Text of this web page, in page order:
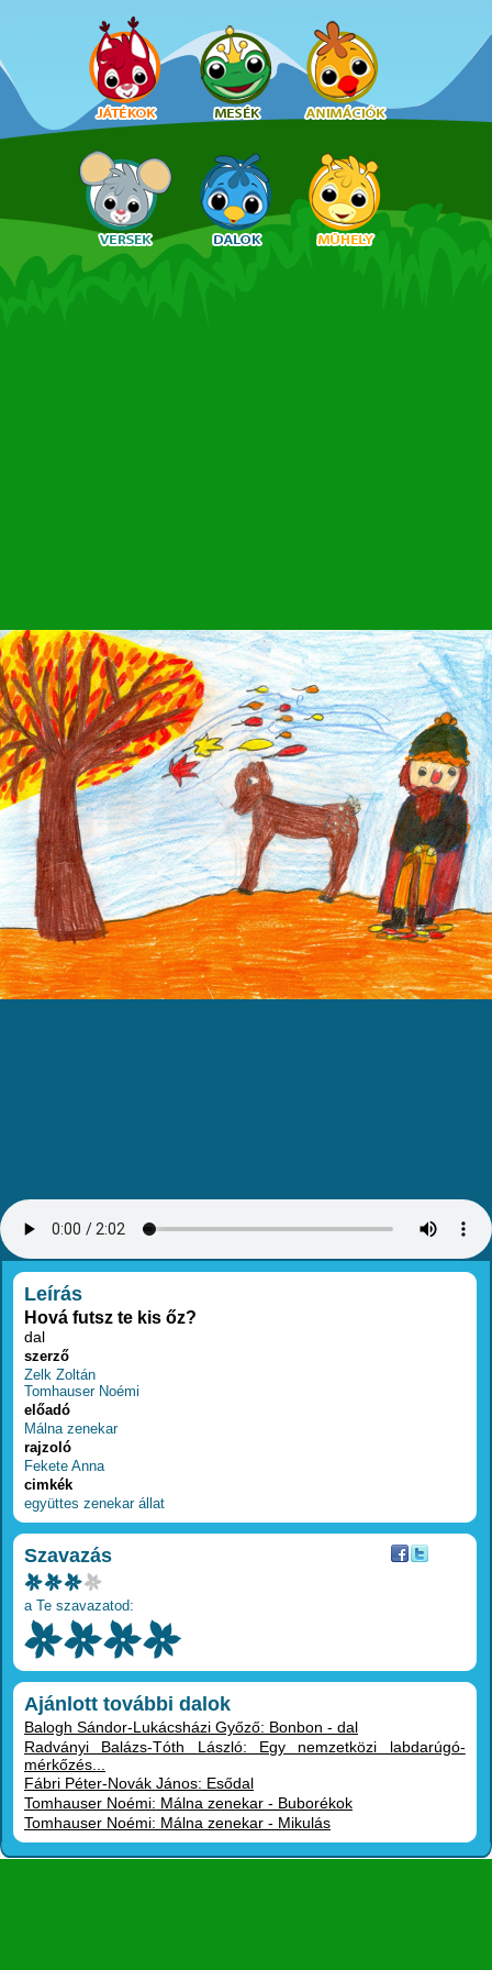
RÉSZLETEK
Leírás
Hová futsz te kis őz?
dal
szerző
Zelk Zoltán
Tomhauser Noémi
előadó
Málna zenekar
rajzoló
Fekete Anna
cimkék
együttes zenekar állat
Szavazás
a Te szavazatod:
Ajánlott további dalok
Balogh Sándor-Lukácsházi Győző: Bonbon - dal
Radványi Balázs-Tóth László: Egy nemzetközi labdarúgó-
mérkőzés...
Fábri Péter-Novák János: Esődal
Tomhauser Noémi: Málna zenekar - Buborékok
Tomhauser Noémi: Málna zenekar - Mikulás